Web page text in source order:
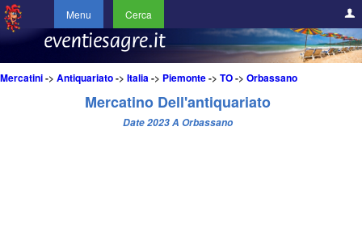
Menu Cerca
Mercatini-> Antiquariato-> Italia-> Piemonte-> TO-> Orbassano
Mercatino Dell'antiquariato
Date 2023 A Orbassano